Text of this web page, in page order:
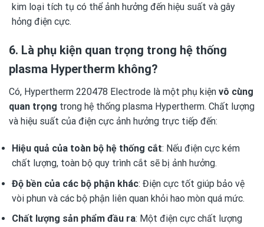
kim loại tích tụ có thể ảnh hưởng đến hiệu suất và gây
hỏng điện cực.
6. Là phụ kiện quan trọng trong hệ thống
plasma Hypertherm không?
Có, Hypertherm 220478 Electrode là một phụ kiện vô cùng
quan trọng trong hệ thống plasma Hypertherm. Chất lượng
và hiệu suất của điện cực ảnh hưởng trực tiếp đến:
Hiệu quả của toàn bộ hệ thống cắt: Nếu điện cực kém
chất lượng, toàn bộ quy trình cắt sẽ bị ảnh hưởng.
Độ bền của các bộ phận khác: Điện cực tốt giúp bảo vệ
vòi phun và các bộ phận liên quan khỏi hao mòn quá mức.
Chất lượng sản phẩm đầu ra: Một điện cực chất lượng